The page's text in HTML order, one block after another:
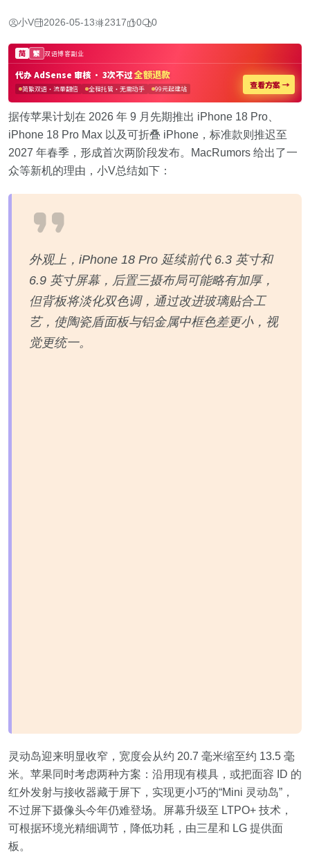
小V 2026-05-13 2317 0 0
据传苹果计划在 2026 年 9 月先期推出 iPhone 18 Pro、
iPhone 18 Pro Max 以及可折叠 iPhone，标准款则推迟至
2027 年春季，形成首次两阶段发布。MacRumors 给出了一
众等新机的理由，小V总结如下：
外观上，iPhone 18 Pro 延续前代 6.3 英寸和
6.9 英寸屏幕，后置三摄布局可能略有加厚，
但背板将淡化双色调，通过改进玻璃贴合工
艺，使陶瓷盾面板与铝金属中框色差更小，视
觉更统一。
灵动岛迎来明显收窄，宽度会从约 20.7 毫米缩至约 13.5 毫
米。苹果同时考虑两种方案：沿用现有模具，或把面容 ID 的
红外发射与接收器藏于屏下，实现更小巧的“Mini 灵动岛”，
不过屏下摄像头今年仍难登场。屏幕升级至 LTPO+ 技术，
可根据环境光精细调节，降低功耗，由三星和 LG 提供面
板。